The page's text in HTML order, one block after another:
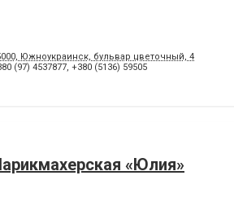
Южноукраинск, бульвар цветочный, 4
(97) 4537877, +380 (5136) 59505
«Юлия»